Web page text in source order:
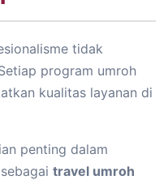
tidak
program umroh
kualitas layanan di
penting dalam
travel umroh